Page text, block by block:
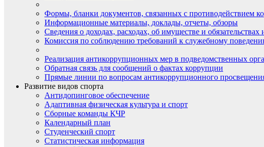
Формы, бланки документов, связанных с противодействием
Информационные материалы, доклады, отчеты, обзоры
Сведения о доходах, расходах, об имуществе и обязательствах
Комиссия по соблюдению требований к служебному
Реализация антикоррупционных мер в подведомственных
Обратная связь для сообщений о фактах коррупции
Прямые линии по вопросам антикоррупционного
Развитие видов спорта
Антидопинговое обеспечение
Адаптивная физическая культура и спорт
Сборные команды КЧР
Календарный план
Студенческий спорт
Статистическая информация